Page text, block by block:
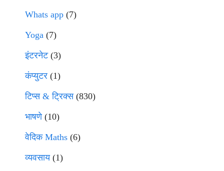
Whats app (7)
Yoga (7)
इंटरनेट(3)
कंप्युटर (1)
टिप्स & ट्रिक्स(830)
भाषणे(10)
वेदिक Maths (6)
व्यवसाय(1)